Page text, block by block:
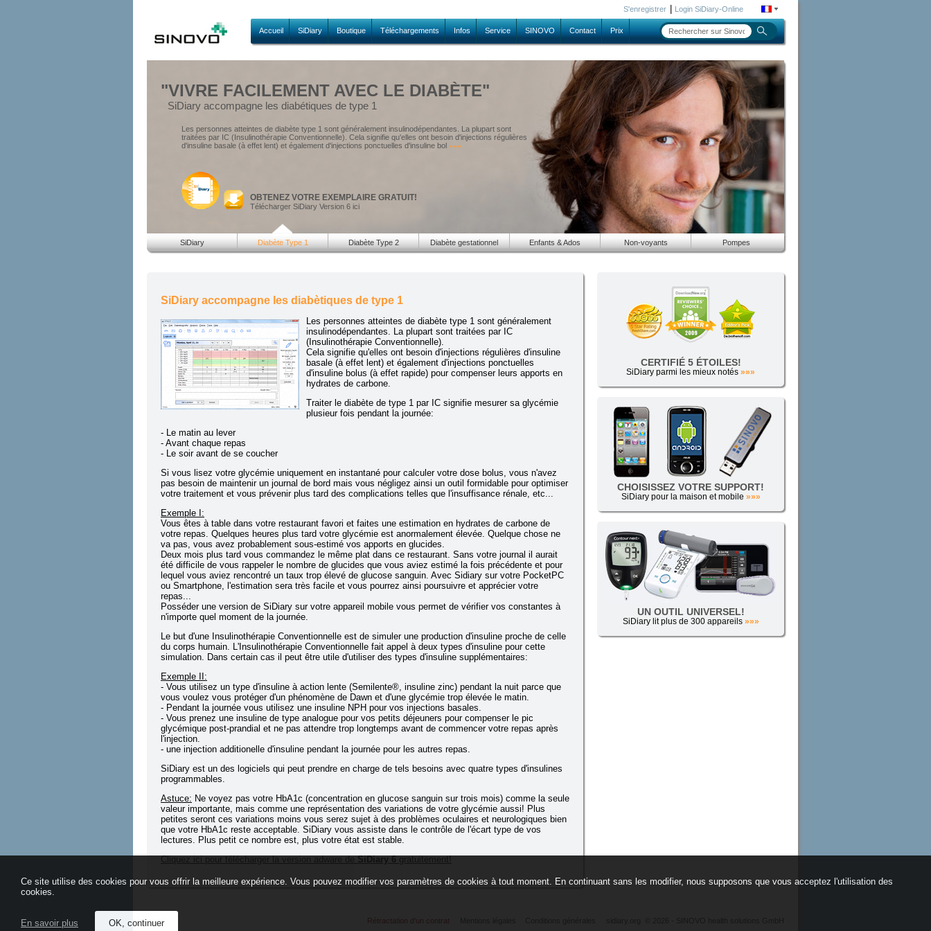
S'enregistrer| Login SiDiary-Online
Accueil SiDiary Boutique Téléchargements Infos Service SINOVO Contact Prix
"VIVRE FACILEMENT AVEC LE DIABÈTE"
SiDiary accompagne les diabétiques de type 1
Les personnes atteintes de diabète type 1 sont généralement insulinodépendantes. La plupart sont
traitées par IC (Insulinothérapie Conventionnelle). Cela signifie qu'elles ont besoin d'injections régulières
d'insuline basale (à effet lent) et également d'injections ponctuelles d'insuline bol »»»
OBTENEZ VOTRE EXEMPLAIRE GRATUIT!
Télécharger SiDiary Version 6 ici
SiDiary Diabète Type 1 Diabète Type 2 Diabète gestationnel Enfants & Ados Non-voyants Pompes
SiDiary accompagne les diabètiques de type 1
Les personnes atteintes de diabète type 1 sont généralement
insulinodépendantes. La plupart sont traitées par IC
(Insulinothérapie Conventionnelle).
Cela signifie qu'elles ont besoin d'injections régulières d'insuline
basale (à effet lent) et également d'injections ponctuelles
d'insuline bolus (à effet rapide) pour compenser leurs apports en
hydrates de carbone.
Traiter le diabète de type 1 par IC signifie mesurer sa glycémie
plusieur fois pendant la journée:
- Le matin au lever
- Avant chaque repas
- Le soir avant de se coucher
Si vous lisez votre glycémie uniquement en instantané pour calculer votre dose bolus, vous n'avez
pas besoin de maintenir un journal de bord mais vous négligez ainsi un outil formidable pour optimiser
votre traitement et vous prévenir plus tard des complications telles que l'insuffisance rénale, etc...
Exemple I:
Vous êtes à table dans votre restaurant favori et faites une estimation en hydrates de carbone de
votre repas. Quelques heures plus tard votre glycémie est anormalement élevée. Quelque chose ne
va pas, vous avez probablement sous-estimé vos apports en glucides.
Deux mois plus tard vous commandez le même plat dans ce restaurant. Sans votre journal il aurait
été difficile de vous rappeler le nombre de glucides que vous aviez estimé la fois précédente et pour
lequel vous aviez rencontré un taux trop élevé de glucose sanguin. Avec Sidiary sur votre PocketPC
ou Smartphone, l'estimation sera très facile et vous pourrez ainsi poursuivre et apprécier votre
repas...
Posséder une version de SiDiary sur votre appareil mobile vous permet de vérifier vos constantes à
n'importe quel moment de la journée.
Le but d'une Insulinothérapie Conventionnelle est de simuler une production d'insuline proche de celle
du corps humain. L'Insulinothérapie Conventionnelle fait appel à deux types d'insuline pour cette
simulation. Dans certain cas il peut être utile d'utiliser des types d'insuline supplémentaires:
Exemple II:
- Vous utilisez un type d'insuline à action lente (Semilente®, insuline zinc) pendant la nuit parce que
vous voulez vous protéger d'un phénomène de Dawn et d'une glycémie trop élevée le matin.
- Pendant la journée vous utilisez une insuline NPH pour vos injections basales.
- Vous prenez une insuline de type analogue pour vos petits déjeuners pour compenser le pic
glycémique post-prandial et ne pas attendre trop longtemps avant de commencer votre repas après
l'injection.
- une injection additionelle d'insuline pendant la journée pour les autres repas.
SiDiary est un des logiciels qui peut prendre en charge de tels besoins avec quatre types d'insulines
programmables.
Astuce: Ne voyez pas votre HbA1c (concentration en glucose sanguin sur trois mois) comme la seule
valeur importante, mais comme une représentation des variations de votre glycémie aussi! Plus
petites seront ces variations moins vous serez sujet à des problèmes oculaires et neurologiques bien
que votre HbA1c reste acceptable. SiDiary vous assiste dans le contrôle de l'écart type de vos
lectures. Plus petit ce nombre est, plus votre état est stable.
Cliquez ici pour télécharger la version adware deSiDiary 6gratuitement!
CERTIFIÉ 5 ÉTOILES!
SiDiary parmi les mieux notés »»»
CHOISISSEZ VOTRE SUPPORT!
SiDiary pour la maison et mobile »»»
UN OUTIL UNIVERSEL!
SiDiary lit plus de 300 appareils »»»
Rétractation d'un contrat
Ce site utilise des cookies pour vous offrir la meilleure expérience. Vous pouvez modifier vos paramètres de cookies à tout moment. En continuant sans les modifier, nous supposons que vous acceptez l'utilisation des
cookies.
En savoir plus OK, continuer